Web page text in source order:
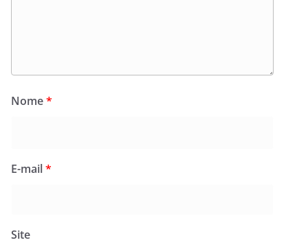
Nome*
E-mail*
Site